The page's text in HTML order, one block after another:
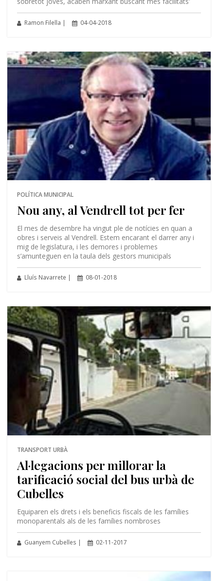
Ramon Filella | 04-04-2018
POLÍTICA MUNICIPAL
Nou any, al Vendrell tot per fer
El mes de desembre ha vingut ple de notícies en quan a
obres i serveis al Vendrell. Estem encarant el darrer any i
mig de legislatura, i les demores i problemes
s’amunteguen en la taula dels gestors municipals
Lluís Navarrete | 08-01-2018
TRANSPORT URBÀ
Al·legacions per millorar la
tarificació social del bus urbà de
Cubelles
Equiparen els drets i els beneficis fiscals de les famílies
monoparentals als de les famílies nombroses
Guanyem Cubelles | 02-11-2017